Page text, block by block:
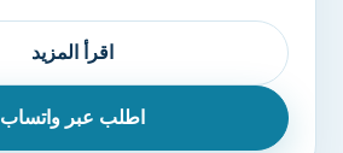
اقرأ المزيد
اطلب عبر واتساب